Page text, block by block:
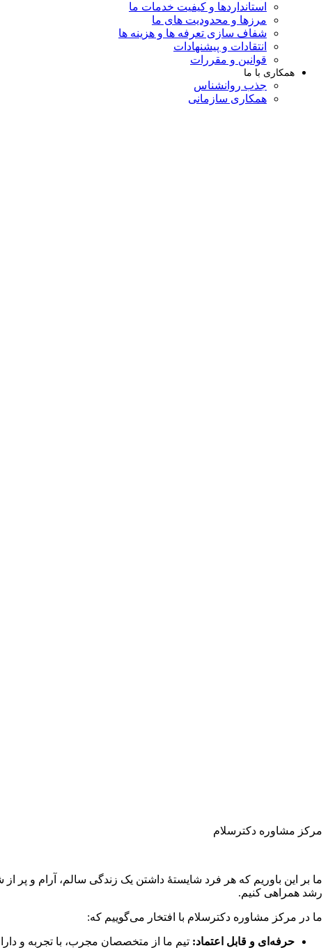
استانداردها و کیفیت خدمات ما
مرزها و محدودیت های ما
شفاف سازی تعرفه ها و هزینه ها
انتقادات و پیشنهادات
قوانین و مقررات
همکاری با ما
جذب روانشناس
همکاری سازمانی
مرکز مشاوره دکترسلام
ما بر این باوریم که هر فرد شایستهٔ داشتن یک زندگی سالم، آرام و
رشد همراهی کنیم.
ما در مرکز مشاوره دکترسلام با افتخار می‌گوییم که:
حرفه‌ای و قابل اعتماد: تیم ما از متخصصان مجرب، با تجربه و